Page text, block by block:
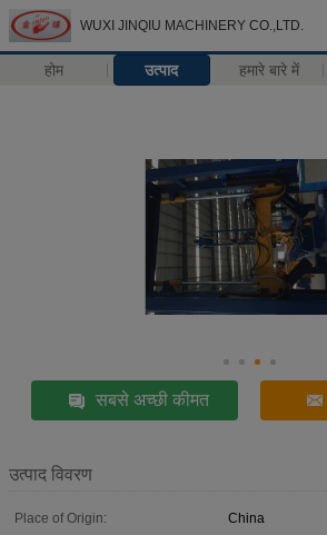
WUXI JINQIU MACHINERY CO.,LTD.
होम उत्पाद हमारे बारे में
सबसे अच्छी कीमत
उत्पाद विवरण
Place of Origin:
China